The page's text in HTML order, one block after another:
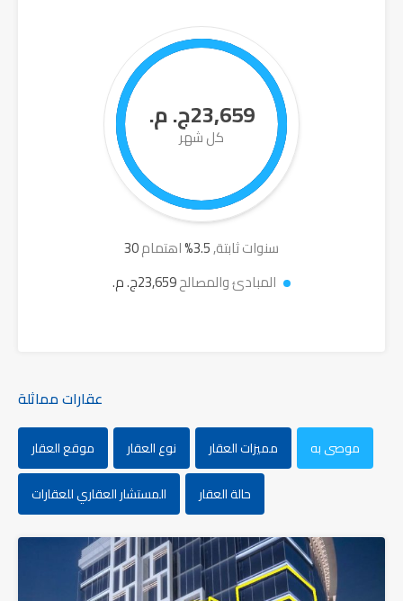
23,659ج. م.
كل شهر
30 سنوات ثابتة,3.5
%اهتمام
المبادئ والمصالح23,659ج. م.
عقارات مماثلة
موصى به مميزات العقار نوع العقار
موقع العقار
حالة العقار
المستشار العقاري للعقارات